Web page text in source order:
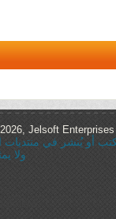
Jelsoft Enterprises
أو يُنشر في
ولا